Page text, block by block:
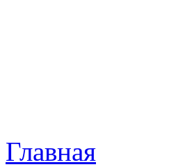
Главная